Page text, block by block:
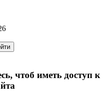
чтоб иметь доступ к